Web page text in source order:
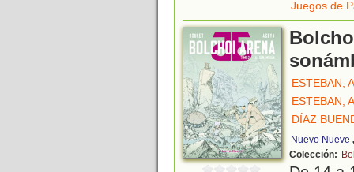
Juegos de
ESTEBAN,
ESTEBAN,
DÍAZ
Nuevo Nueve
Colección: